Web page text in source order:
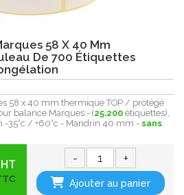
58 X 40 Mm
De 700 Étiquettes
58 x 40 mm thermique TOP / protégé
balance Marques - (25.200 étiquettes),
-35°c / +60°c - Mandrin 40 mm - sans
- +
Ajouter au panier